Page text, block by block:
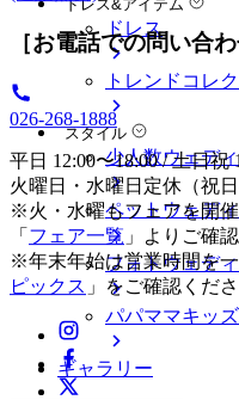
ドレス&アイテム
ドレス
トレンドコレ
スタイル
少人数ウェデ
ペットウェデ
フォトウェデ
パパママキッ
ギャラリー
［お電話での問い合わ
026-268-1888
平日 12:00〜18:00 / 土日祝
火曜日・水曜日定休（祝
※火・水曜もフェアを開
「 フェア一覧 」よりご確
※年末年始は営業時間を
ピックス 」をご確認くださ